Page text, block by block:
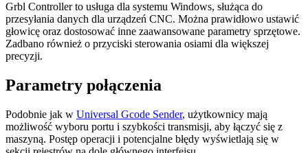
Grbl Controller to usługa dla systemu Windows, służąca do
przesyłania danych dla urządzeń CNC. Można prawidłowo ustawić
głowicę oraz dostosować inne zaawansowane parametry sprzętowe.
Zadbano również o przyciski sterowania osiami dla większej
precyzji.
Parametry połączenia
Podobnie jak w Universal Gcode Sender, użytkownicy mają
możliwość wyboru portu i szybkości transmisji, aby łączyć się z
maszyną. Postęp operacji i potencjalne błędy wyświetlają się w